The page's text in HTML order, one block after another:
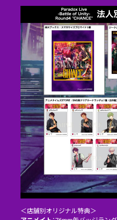
＜店舗別オリジナル特典＞